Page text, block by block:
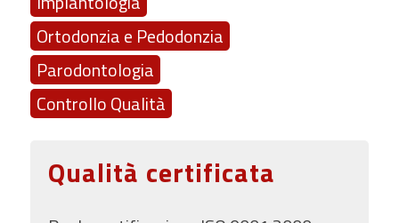
Ortodonzia e Pedodonzia
Parodontologia
Controllo Qualità
Qualità certificata